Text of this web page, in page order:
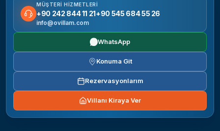
MÜŞTERI HIZMETLERI
+90 242 844 11 21+90 545 684 55 26
info@ovillam.com
WhatsApp
Konuma Git
Rezervasyonlarım
Villanı Kiraya Ver